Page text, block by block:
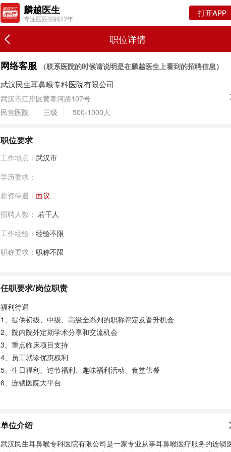
麟越医生
专注医院招聘22年
打开APP
职位详情
网络客服 （联系医院的时候请说明是在麟越医生上看到的招聘信息）
武汉民生耳鼻喉专科医院有限公司
武汉市江岸区黄孝河路107号
民营医院
三级 500-1000人
职位要求
工作地点： 武汉市
学历要求：
薪资待遇： 面议
招聘人数： 若干人
工作经验： 经验不限
职称要求： 职称不限
任职要求/岗位职责
福利待遇
1、提供初级、中级、高级全系列的职称评定及晋升机会
2、院内院外定期学术分享和交流机会
3、重点临床项目支持
4、员工就诊优惠权利
5、生日福利、过节福利、趣味福利活动、食堂供餐
6、连锁医院大平台
单位介绍
武汉民生耳鼻喉专科医院有限公司是一家专业从事耳鼻喉医疗服务的连锁